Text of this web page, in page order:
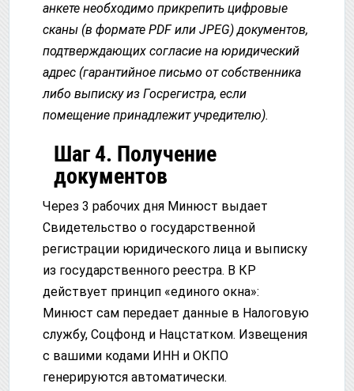
анкете необходимо прикрепить цифровые
сканы (в формате PDF или JPEG) документов,
подтверждающих согласие на юридический
адрес (гарантийное письмо от собственника
либо выписку из Госрегистра, если
помещение принадлежит учредителю).
Шаг 4. Получение
документов
Через 3 рабочих дня Минюст выдает
Свидетельство о государственной
регистрации юридического лица и выписку
из государственного реестра. В КР
действует принцип «единого окна»:
Минюст сам передает данные в Налоговую
службу, Соцфонд и Нацстатком. Извещения
с вашими кодами ИНН и ОКПО
генерируются автоматически.